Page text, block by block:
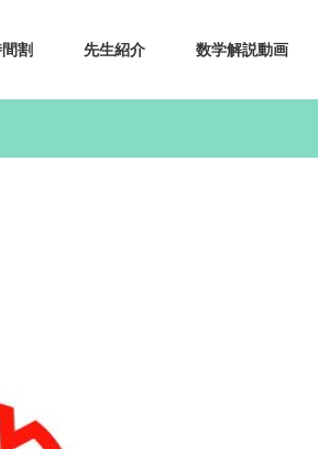
割 先生紹介 数学解説動画